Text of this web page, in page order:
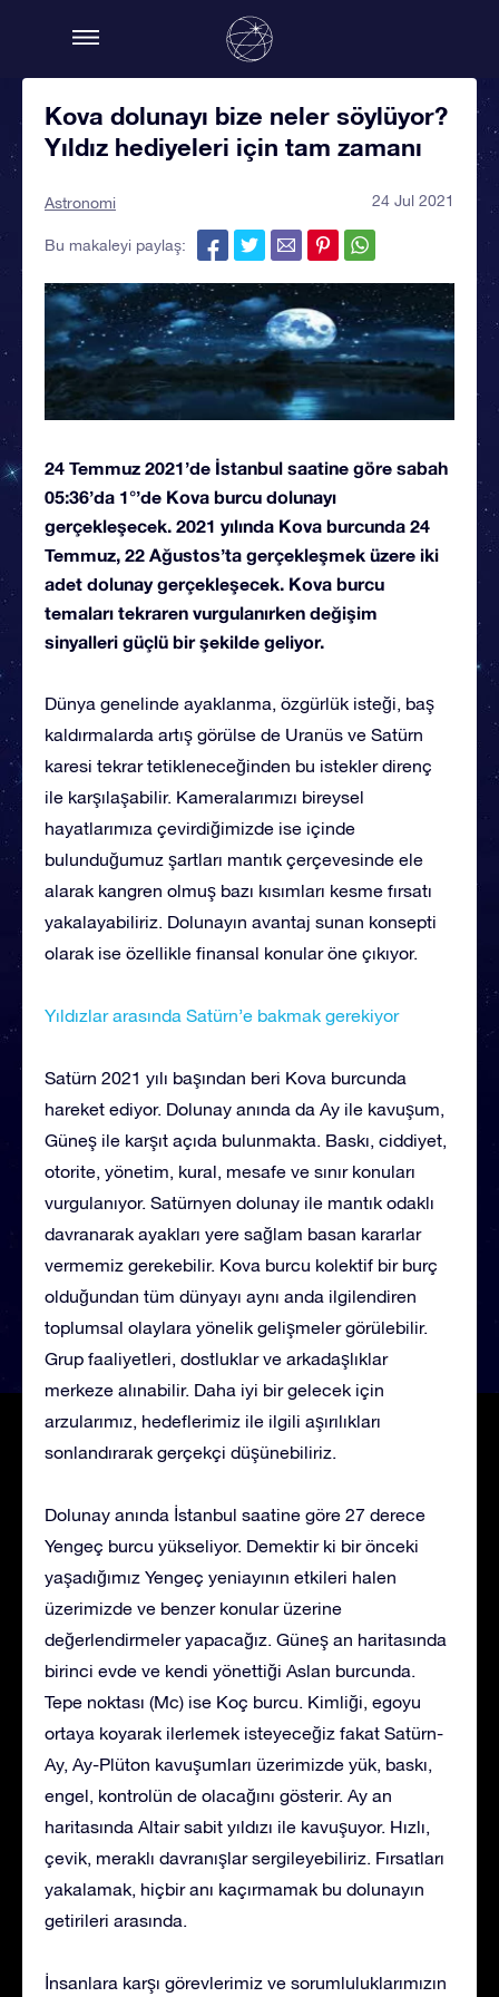
Kova dolunayı bize neler söylüyor?
Yıldız hediyeleri için tam zamanı
Astronomi 24 Jul 2021
Bu makaleyi paylaş:
24 Temmuz 2021’de İstanbul saatine göre sabah
05:36’da 1°’de Kova burcu dolunayı
gerçekleşecek. 2021 yılında Kova burcunda 24
Temmuz, 22 Ağustos’ta gerçekleşmek üzere iki
adet dolunay gerçekleşecek. Kova burcu
temaları tekraren vurgulanırken değişim
sinyalleri güçlü bir şekilde geliyor.
Dünya genelinde ayaklanma, özgürlük isteği, baş
kaldırmalarda artış görülse de Uranüs ve Satürn
karesi tekrar tetikleneceğinden bu istekler direnç
ile karşılaşabilir. Kameralarımızı bireysel
hayatlarımıza çevirdiğimizde ise içinde
bulunduğumuz şartları mantık çerçevesinde ele
alarak kangren olmuş bazı kısımları kesme fırsatı
yakalayabiliriz. Dolunayın avantaj sunan konsepti
olarak ise özellikle finansal konular öne çıkıyor.
Yıldızlar arasında Satürn’e bakmak gerekiyor
Satürn 2021 yılı başından beri Kova burcunda
hareket ediyor. Dolunay anında da Ay ile kavuşum,
Güneş ile karşıt açıda bulunmakta. Baskı, ciddiyet,
otorite, yönetim, kural, mesafe ve sınır konuları
vurgulanıyor. Satürnyen dolunay ile mantık odaklı
davranarak ayakları yere sağlam basan kararlar
vermemiz gerekebilir. Kova burcu kolektif bir burç
olduğundan tüm dünyayı aynı anda ilgilendiren
toplumsal olaylara yönelik gelişmeler görülebilir.
Grup faaliyetleri, dostluklar ve arkadaşlıklar
merkeze alınabilir. Daha iyi bir gelecek için
arzularımız, hedeflerimiz ile ilgili aşırılıkları
sonlandırarak gerçekçi düşünebiliriz.
Dolunay anında İstanbul saatine göre 27 derece
Yengeç burcu yükseliyor. Demektir ki bir önceki
yaşadığımız Yengeç yeniayının etkileri halen
üzerimizde ve benzer konular üzerine
değerlendirmeler yapacağız. Güneş an haritasında
birinci evde ve kendi yönettiği Aslan burcunda.
Tepe noktası (Mc) ise Koç burcu. Kimliği, egoyu
ortaya koyarak ilerlemek isteyeceğiz fakat Satürn-
Ay, Ay-Plüton kavuşumları üzerimizde yük, baskı,
engel, kontrolün de olacağını gösterir. Ay an
haritasında Altair sabit yıldızı ile kavuşuyor. Hızlı,
çevik, meraklı davranışlar sergileyebiliriz. Fırsatları
yakalamak, hiçbir anı kaçırmamak bu dolunayın
getirileri arasında.
İnsanlara karşı görevlerimiz ve sorumluluklarımızın